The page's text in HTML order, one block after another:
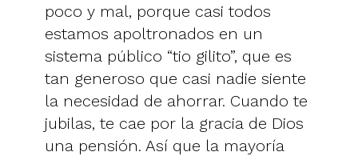
poco y mal, porque casi todos
estamos apoltronados en un
sistema público “tio gilito”, que es
tan generoso que casi nadie siente
la necesidad de ahorrar. Cuando te
jubilas, te cae por la gracia de Dios
una pensión. Así que la mayoría